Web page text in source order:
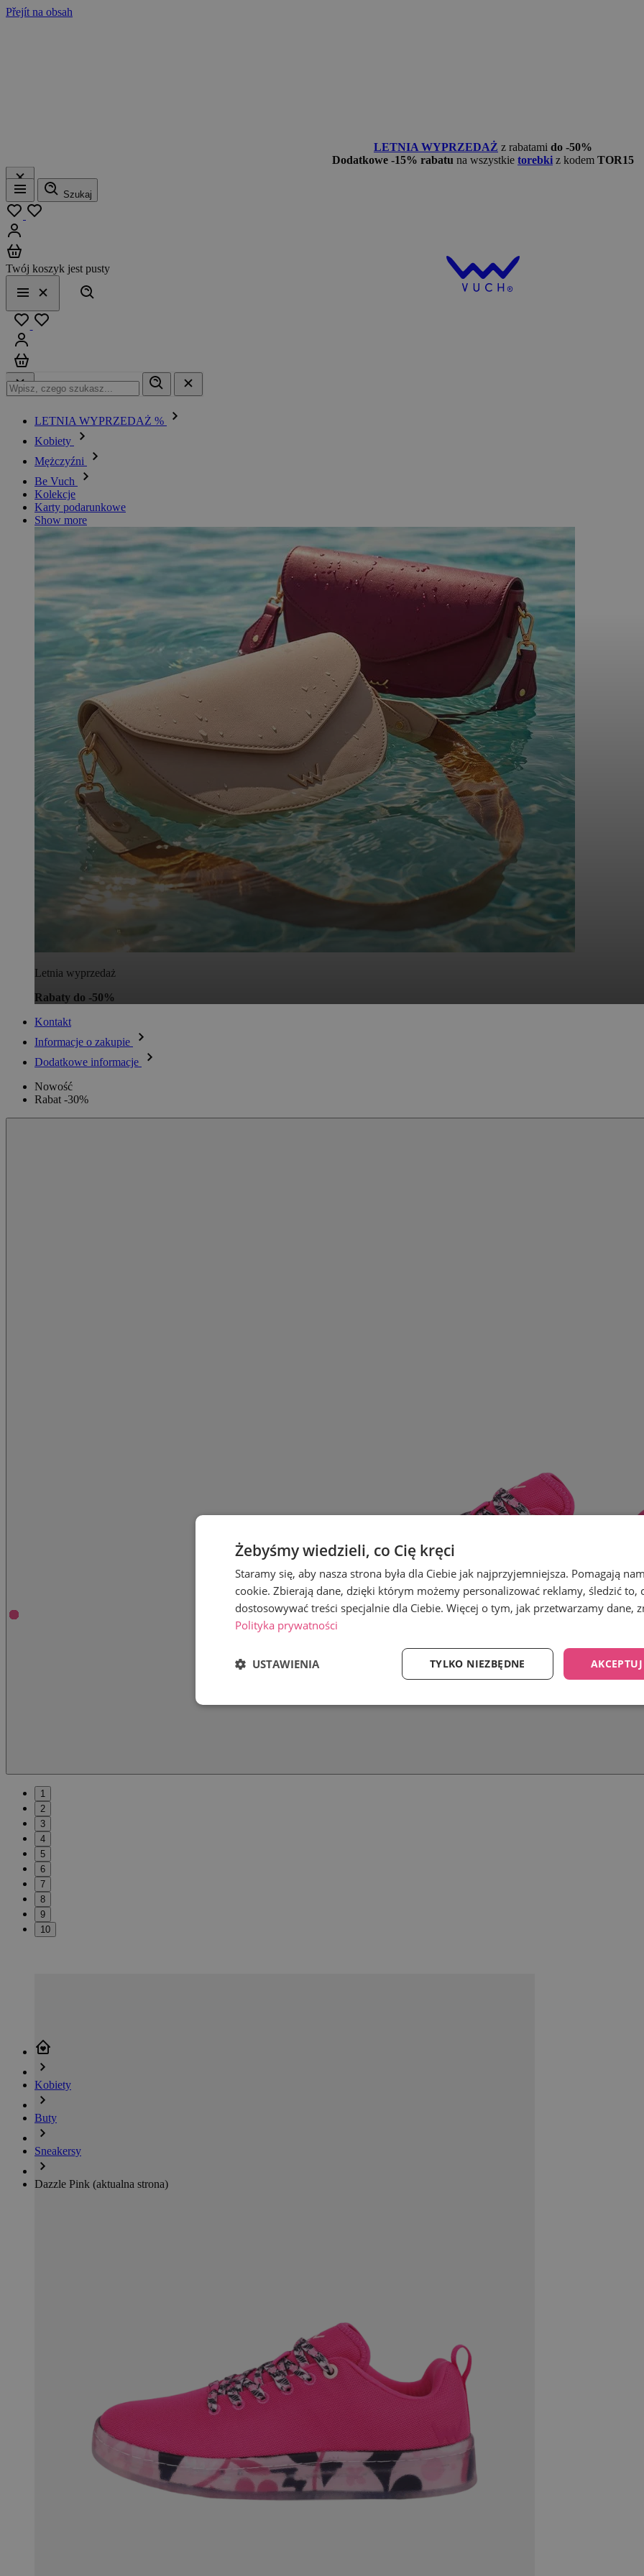
Přejít na obsah
LETNIA WYPRZEDAŻ z rabatami do -50%
Dodatkowe -15% rabatu na wszystkie torebki z kodem TOR15
Menu
Szukaj
Twój koszyk jest pusty
Menu
Zamknij
LETNIA WYPRZEDAŻ %
Kobiety
Mężczyźni
Be Vuch
Kolekcje
Karty podarunkowe
Show more
Letnia wyprzedaż
Rabaty do -50%
Kontakt
Informacje o zakupie
Dodatkowe informacje
Kobiety
Buty
Sneakersy
Dazzle Pink (aktualna strona)
Nowość
Rabat -30%
1
2
3
4
5
6
7
8
9
10
Żebyśmy wiedzieli, co Cię kręci
Staramy się, aby nasza strona była dla Ciebie jak najprzyjemniejsza. Pomagają
cookie. Zbierają dane, dzięki którym możemy personalizować reklamy, śledzić to,
dostosowywać treści specjalnie dla Ciebie. Więcej o tym, jak przetwarzamy dane,
Polityka prywatności
TYLKO NIEZBĘDNE
USTAWIENIA